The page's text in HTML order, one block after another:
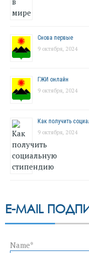
Снова первые
9 октября, 2024
ГЖИ онлайн
9 октября, 2024
Как получить
9 октября, 2024
E-MAIL
Name*